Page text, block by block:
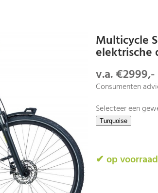
Multicycle
elektrische
v.a. €2999,-
Consumenten
Selecteer een
✔ op voorraad